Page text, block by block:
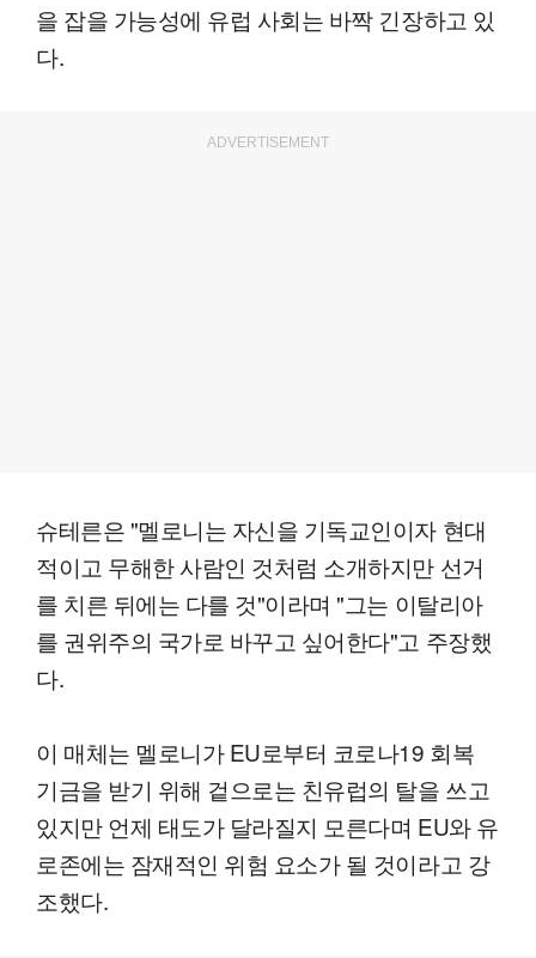
을 잡을 가능성에 유럽 사회는 바짝 긴장하고 있
다.
ADVERTISEMENT
슈테른은 "멜로니는 자신을 기독교인이자 현대
적이고 무해한 사람인 것처럼 소개하지만 선거
를 치른 뒤에는 다를 것"이라며 "그는 이탈리아
를 권위주의 국가로 바꾸고 싶어한다"고 주장했
다.
이 매체는 멜로니가 EU로부터 코로나19 회복
기금을 받기 위해 겉으로는 친유럽의 탈을 쓰고
있지만 언제 태도가 달라질지 모른다며 EU와 유
로존에는 잠재적인 위험 요소가 될 것이라고 강
조했다.